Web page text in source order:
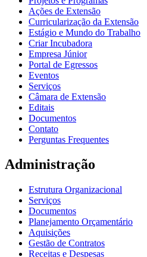
Ações de Extensão
Curricularização da Extensão
Estágio e Mundo do Trabalho
Criar Incubadora
Empresa Júnior
Portal de Egressos
Eventos
Serviços
Câmara de Extensão
Editais
Documentos
Contato
Perguntas Frequentes
Administração
Estrutura Organizacional
Serviços
Documentos
Planejamento Orçamentário
Aquisições
Gestão de Contratos
Receitas e Despesas